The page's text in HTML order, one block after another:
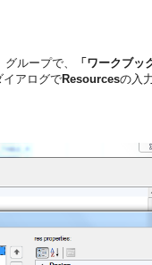
ループで、
「ワークブッ
イアログでResourcesの入